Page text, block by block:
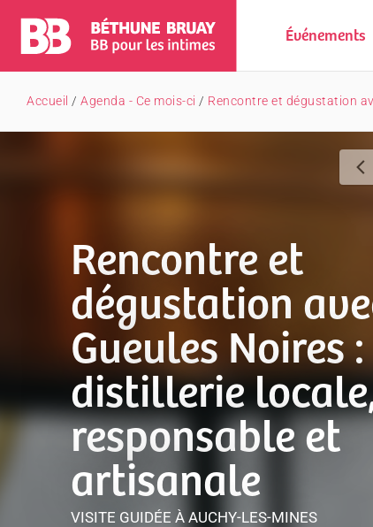
Événements
Accueil / Agenda - Ce mois-ci / Rencontre et dégustation
Rencontre et
dégustation
Gueules Noires :
distillerie
responsable et
artisanale
VISITE GUIDÉE À AUCHY-LES-MINES